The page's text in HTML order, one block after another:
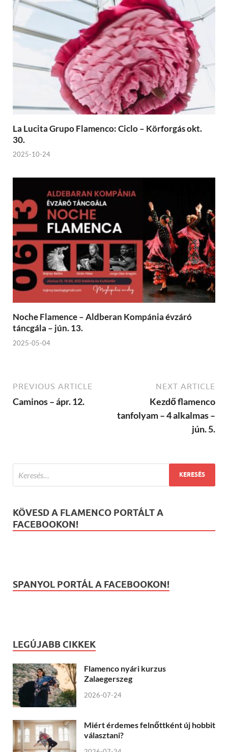
La Lucita Grupo Flamenco: Ciclo – Körforgás okt.
30.
2025-10-24
Noche Flamence – Aldberan Kompánia évzáró
táncgála – jún. 13.
2025-05-04
PREVIOUS ARTICLE
Caminos – ápr. 12.
NEXT ARTICLE
Kezdő flamenco
tanfolyam – 4 alkalmas –
jún. 5.
KÖVESD A FLAMENCO PORTÁLT A
FACEBOOKON!
SPANYOL PORTÁL A FACEBOOKON!
LEGÚJABB CIKKEK
Flamenco nyári kurzus
Zalaegerszeg
2026-07-24
Miért érdemes felnőttként új hobbit
választani?